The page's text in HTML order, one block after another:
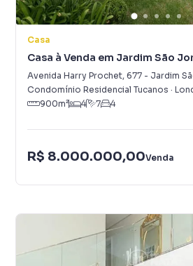
Casa
Casa à Venda em Jardim São
Avenida Harry Prochet, 677 - Jardim
Condomínio Residencial Tucanos ·
900m² 4 7 4
R$ 8.000.000,00Venda